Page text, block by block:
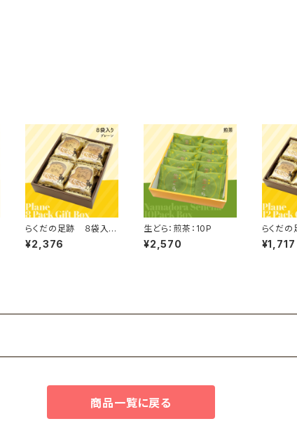
らくだの足跡 ８袋入
り ２箱セット
¥2,376
生どら：煎茶：10P
¥2,570
らくだ
り プレ
¥1,717
商品一覧に戻る